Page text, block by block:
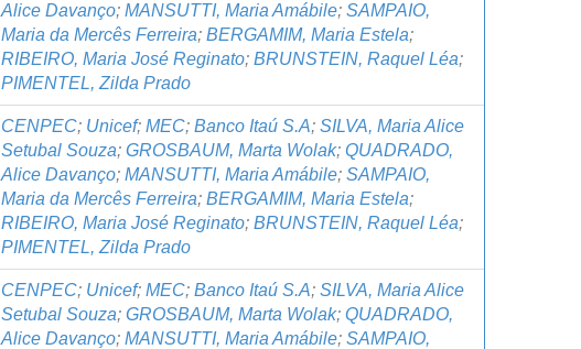
Alice Davanço; MANSUTTI, Maria Amábile; SAMPAIO,
Maria da Mercês Ferreira; BERGAMIM, Maria Estela;
RIBEIRO, Maria José Reginato; BRUNSTEIN, Raquel Léa;
PIMENTEL, Zilda Prado
CENPEC; Unicef; MEC; Banco Itaú S.A; SILVA, Maria Alice
Setubal Souza; GROSBAUM, Marta Wolak; QUADRADO,
Alice Davanço; MANSUTTI, Maria Amábile; SAMPAIO,
Maria da Mercês Ferreira; BERGAMIM, Maria Estela;
RIBEIRO, Maria José Reginato; BRUNSTEIN, Raquel Léa;
PIMENTEL, Zilda Prado
CENPEC; Unicef; MEC; Banco Itaú S.A; SILVA, Maria Alice
Setubal Souza; GROSBAUM, Marta Wolak; QUADRADO,
Alice Davanço; MANSUTTI, Maria Amábile; SAMPAIO,